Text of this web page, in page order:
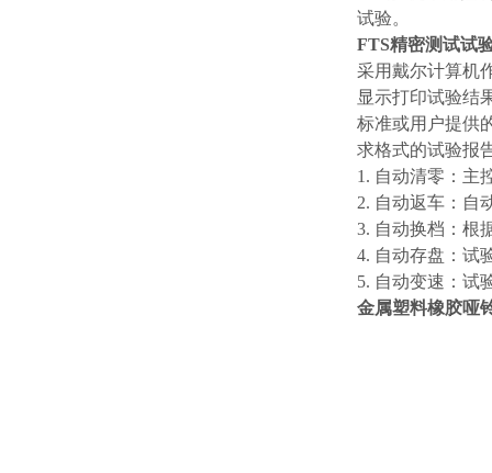
试验。
FTS精密测试试
采用戴尔计算机
显示打印试验结
标准或用户提供
求格式的试验报
1. 自动清零：主
2. 自动返车：自
3. 自动换档：根
4. 自动存盘：试
5. 自动变速：试
金属塑料橡胶哑